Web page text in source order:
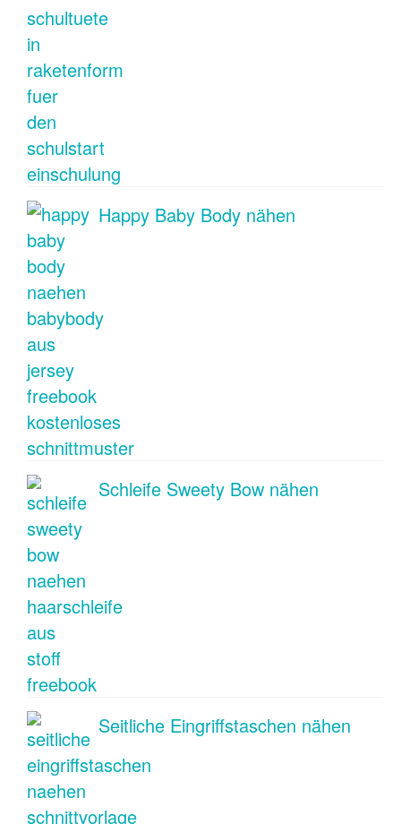
Happy Baby Body nähen
Schleife Sweety Bow nähen
Seitliche Eingriffstaschen nähen